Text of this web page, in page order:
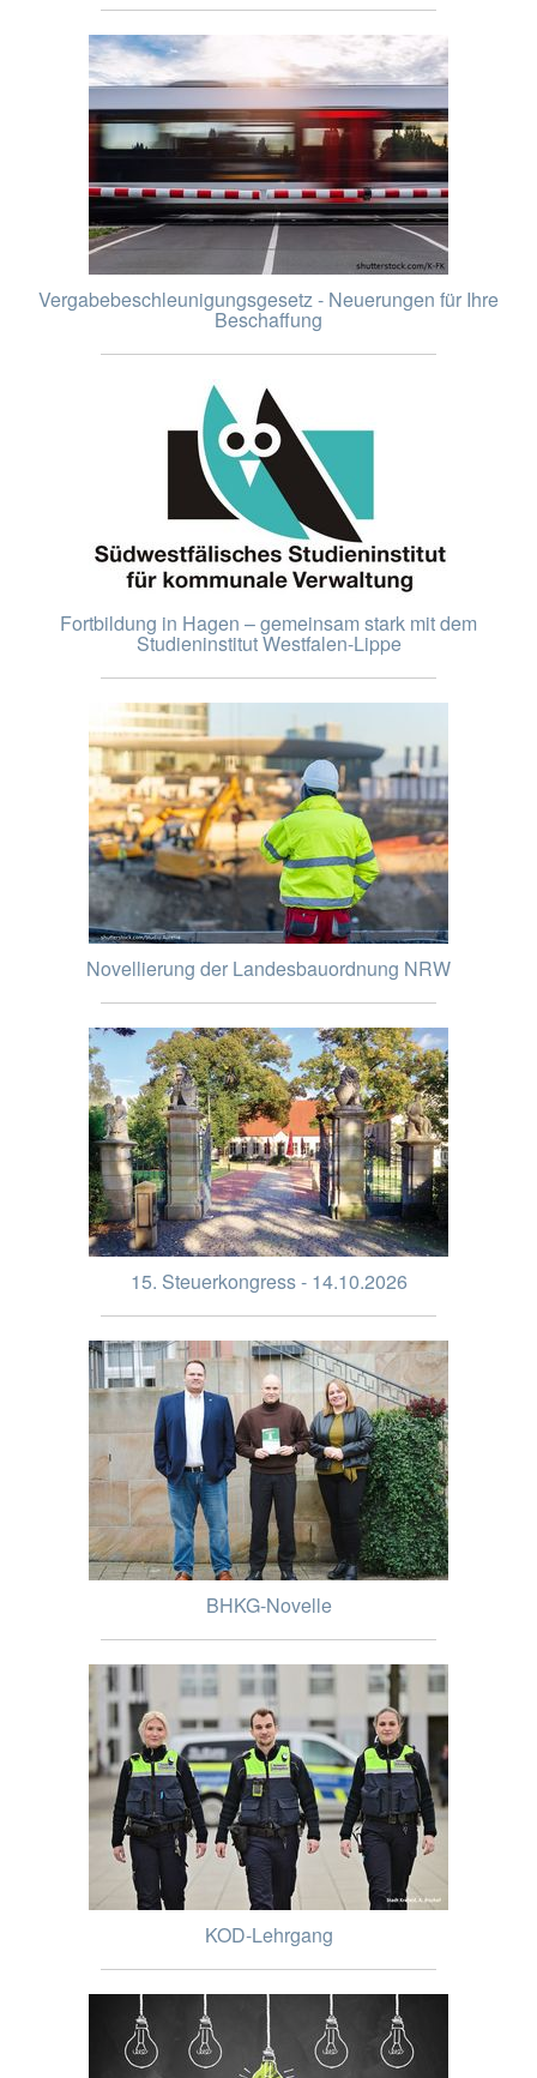
Vergabebeschleunigungsgesetz - Neuerungen für Ihre
Beschaffung
Fortbildung in Hagen – gemeinsam stark mit dem
Studieninstitut Westfalen-Lippe
Novellierung der Landesbauordnung NRW
15. Steuerkongress - 14.10.2026
BHKG-Novelle
KOD-Lehrgang